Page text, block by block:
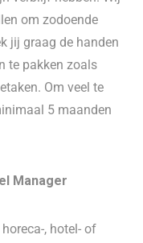
om zodoende
jij graag de handen
te pakken zoals
Om veel te
5 maanden
Manager
, hotel- of